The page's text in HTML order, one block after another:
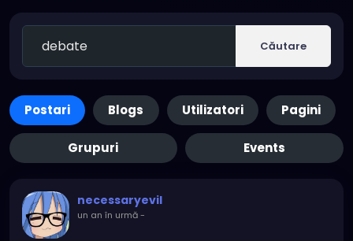
Căutare
Postari Blogs Utilizatori Pagini
Grupuri Events
necessaryevil
un an în urmă-